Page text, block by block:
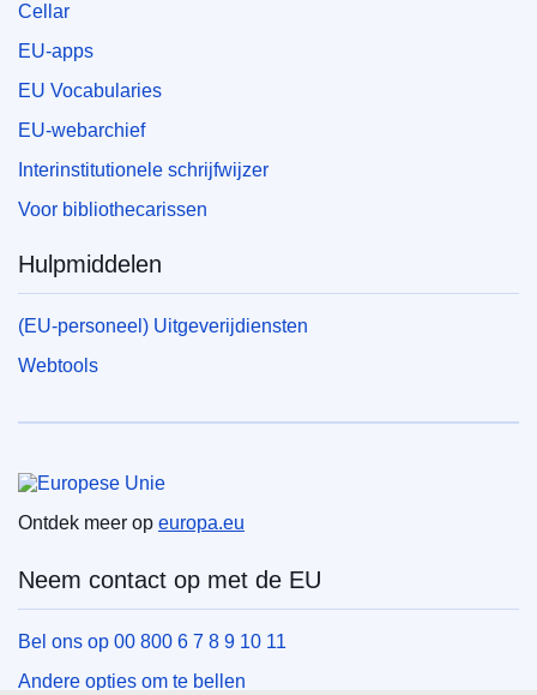
Cellar
EU-apps
EU Vocabularies
EU-webarchief
Interinstitutionele schrijfwijzer
Voor bibliothecarissen
Hulpmiddelen
(EU-personeel) Uitgeverijdiensten
Webtools
Ontdek meer op europa.eu
Neem contact op met de EU
Bel ons op 00 800 6 7 8 9 10 11
Andere opties om te bellen